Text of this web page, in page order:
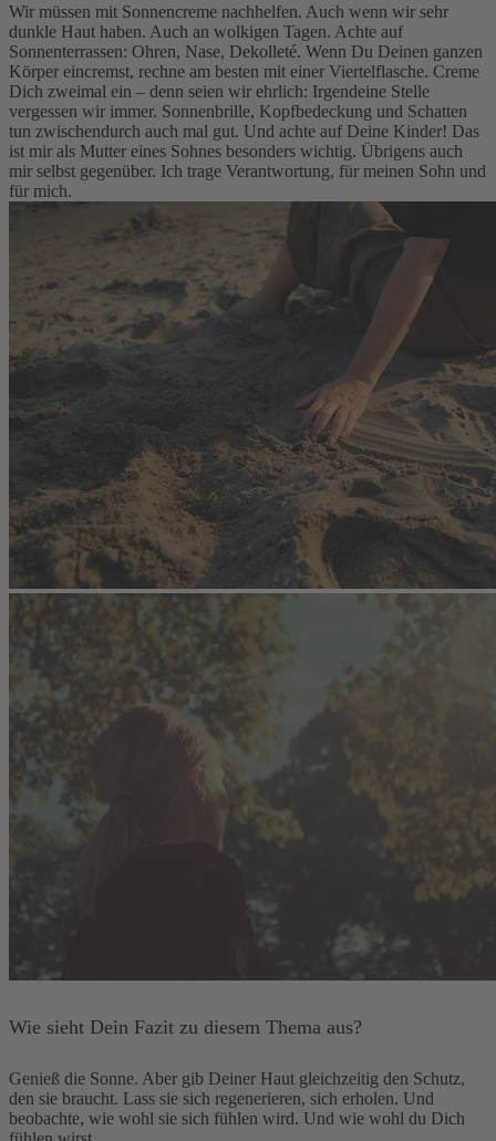
Wir müssen mit Sonnencreme nachhelfen. Auch wenn wir sehr
dunkle Haut haben. Auch an wolkigen Tagen. Achte auf
Sonnenterrassen: Ohren, Nase, Dekolleté. Wenn Du Deinen ganzen
Körper eincremst, rechne am besten mit einer Viertelflasche. Creme
Dich zweimal ein – denn seien wir ehrlich: Irgendeine Stelle
vergessen wir immer. Sonnenbrille, Kopfbedeckung und Schatten
tun zwischendurch auch mal gut. Und achte auf Deine Kinder! Das
ist mir als Mutter eines Sohnes besonders wichtig. Übrigens auch
mir selbst gegenüber. Ich trage Verantwortung, für meinen Sohn und
für mich.
Wie sieht Dein Fazit zu diesem Thema aus?
Genieß die Sonne. Aber gib Deiner Haut gleichzeitig den Schutz,
den sie braucht. Lass sie sich regenerieren, sich erholen. Und
beobachte, wie wohl sie sich fühlen wird. Und wie wohl du Dich